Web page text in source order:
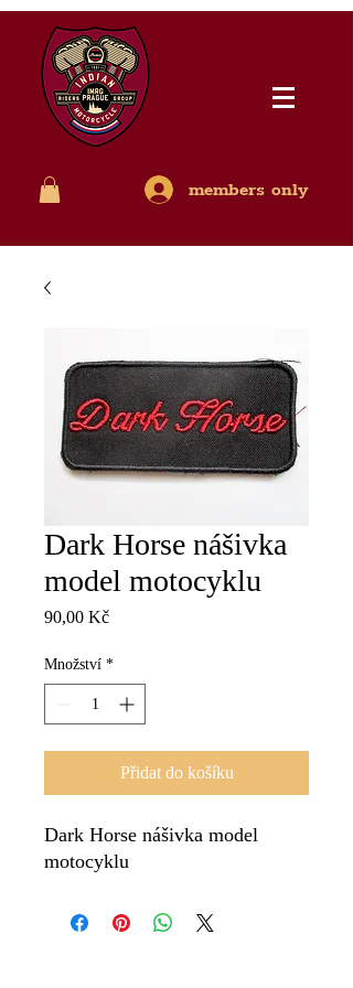
members only
Dark Horse nášivka
model motocyklu
90,00 KčCena
Množství *
Přidat do košíku
Dark Horse nášivka model
motocyklu